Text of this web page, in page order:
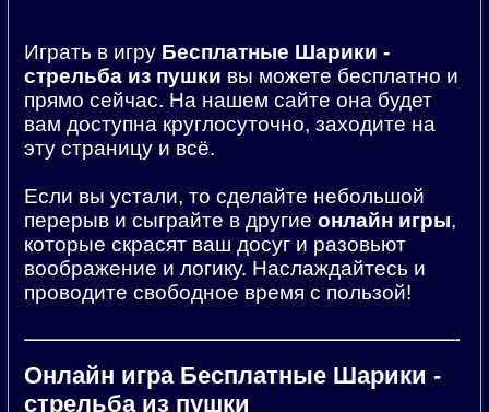
Играть в игру Бесплатные Шарики -
стрельба из пушки вы можете бесплатно и
прямо сейчас. На нашем сайте она будет
вам доступна круглосуточно, заходите на
эту страницу и всё.
Если вы устали, то сделайте небольшой
перерыв и сыграйте в другие онлайн игры,
которые скрасят ваш досуг и разовьют
воображение и логику. Наслаждайтесь и
проводите свободное время с пользой!
Онлайн игра Бесплатные Шарики -
стрельба из пушки